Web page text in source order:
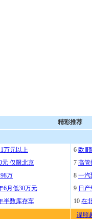
精彩推荐
万元以上
元 仅限北京
万
6月低30万元
半数库存车
6 欧Ⅲ
7 高管
8 一汽
9 日
10 在
谍照